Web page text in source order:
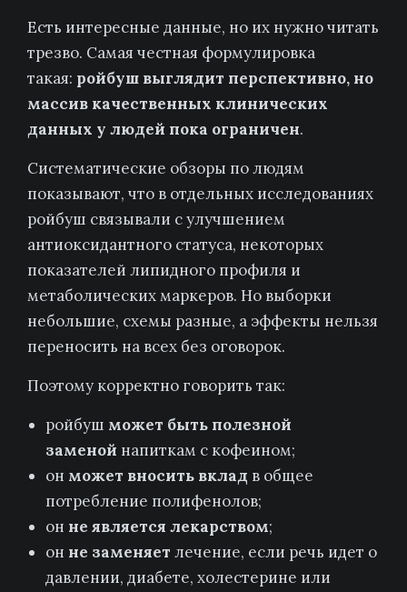
Есть интересные данные, но их нужно читать
трезво. Самая честная формулировка
такая: ройбуш выглядит перспективно, но
массив качественных клинических
данных у людей пока ограничен.
Систематические обзоры по людям
показывают, что в отдельных исследованиях
ройбуш связывали с улучшением
антиоксидантного статуса, некоторых
показателей липидного профиля и
метаболических маркеров. Но выборки
небольшие, схемы разные, а эффекты нельзя
переносить на всех без оговорок.
Поэтому корректно говорить так:
ройбуш может быть полезной
заменой напиткам с кофеином;
он может вносить вклад в общее
потребление полифенолов;
он не является лекарством;
он не заменяет лечение, если речь идет о
давлении, диабете, холестерине или